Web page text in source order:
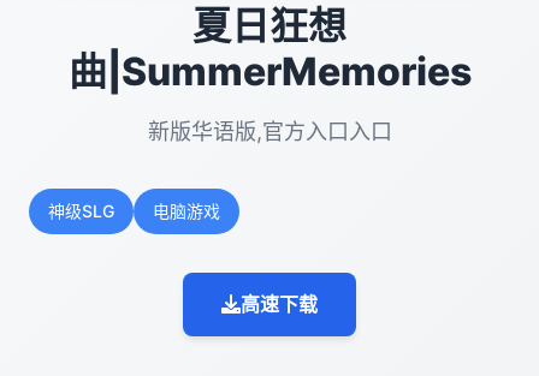
夏日狂想
曲|SummerMemories
新版华语版,官方入口入口
神级SLG 电脑游戏
高速下载